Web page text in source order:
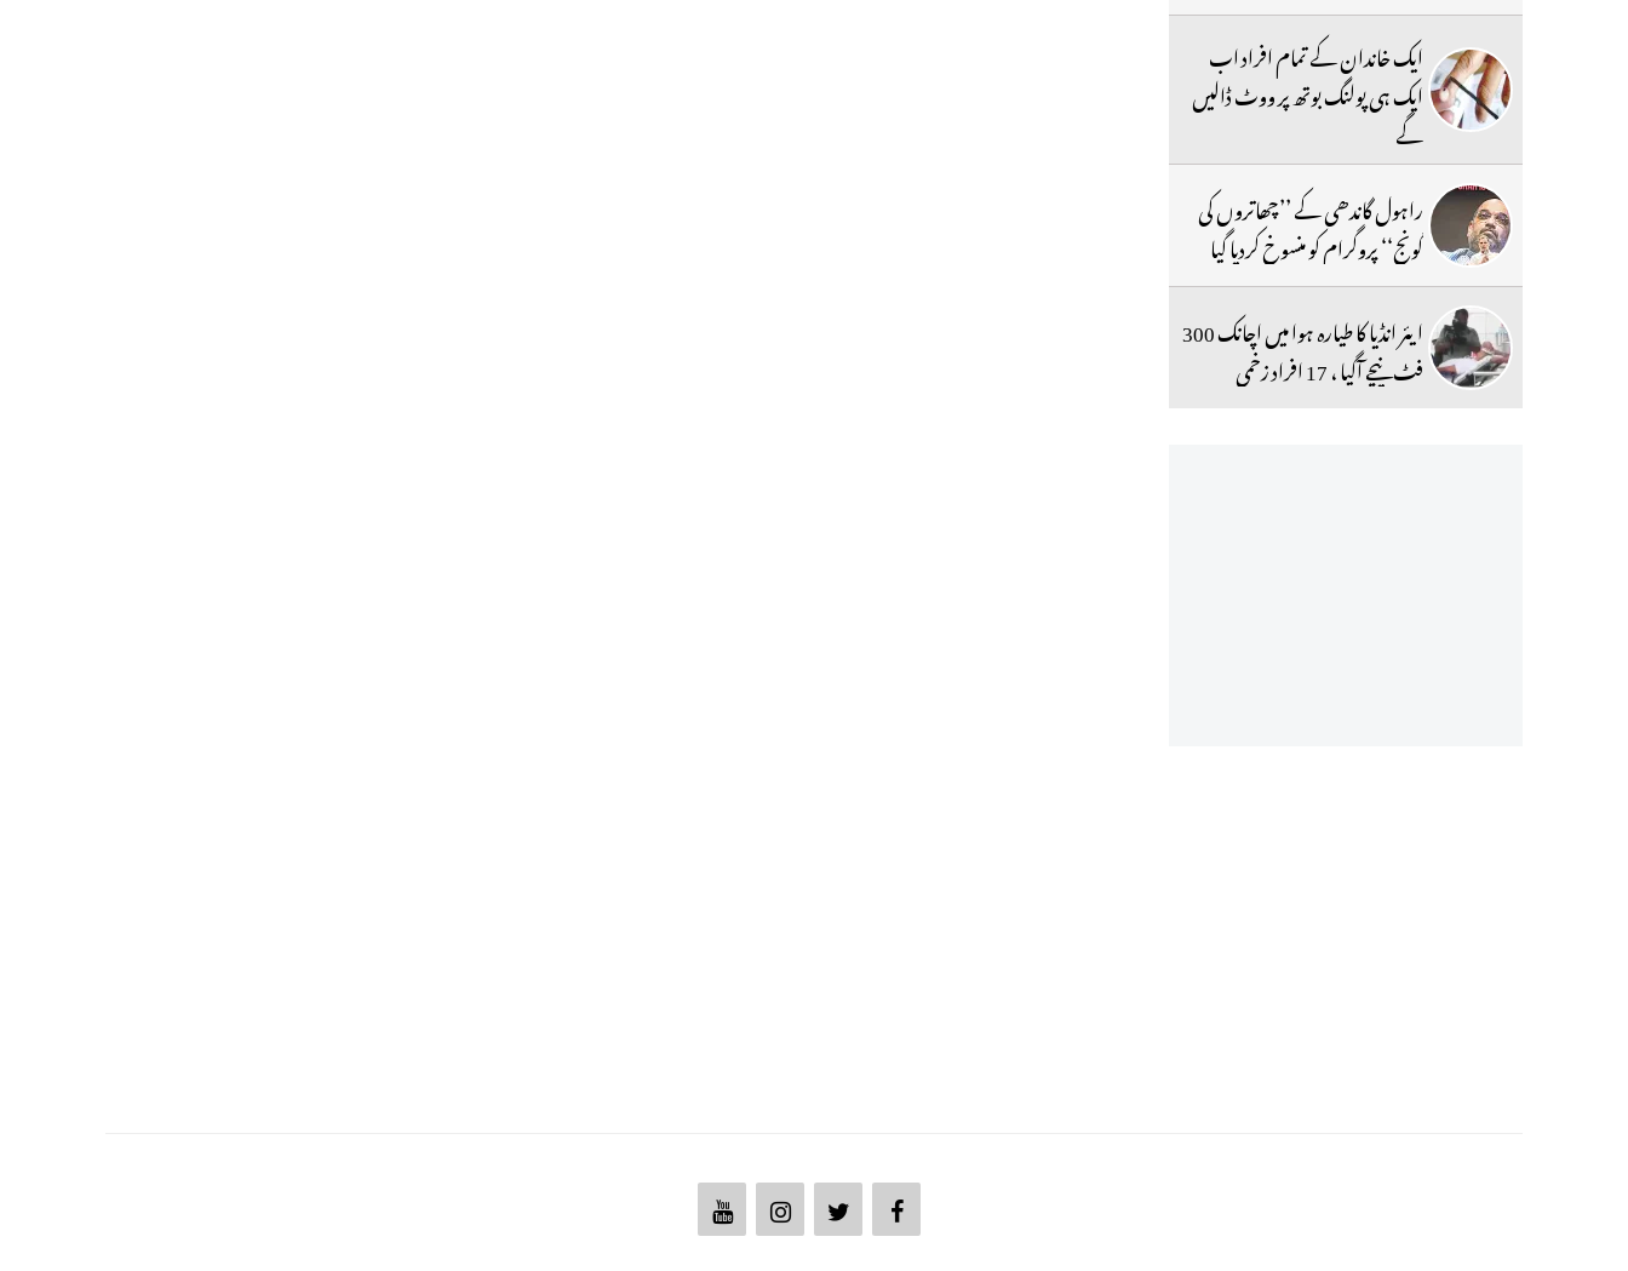
ایک خاندان کے تمام افراد اب
ایک ہی پولنگ بوتھ پر ووٹ ڈالیں
گے
راہول گاندھی کے ’’چھاتروں کی
گونج‘‘ پروگرام کو منسوخ کردیا گیا
ایئر انڈیا کا طیارہ ہوا میں اچانک 300
فٹ نیچے آگیا ، 17 افراد زخمی